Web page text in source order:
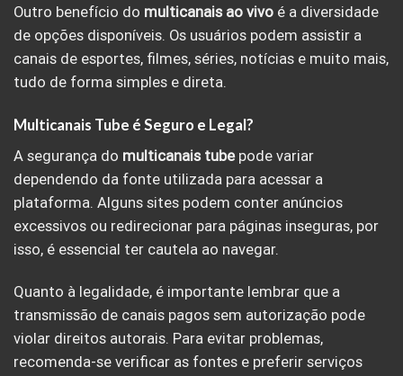
Outro benefício do multicanais ao vivo é a diversidade
de opções disponíveis. Os usuários podem assistir a
canais de esportes, filmes, séries, notícias e muito mais,
tudo de forma simples e direta.
Multicanais Tube é Seguro e Legal?
A segurança do multicanais tubepode variar
dependendo da fonte utilizada para acessar a
plataforma. Alguns sites podem conter anúncios
excessivos ou redirecionar para páginas inseguras, por
isso, é essencial ter cautela ao navegar.
Quanto à legalidade, é importante lembrar que a
transmissão de canais pagos sem autorização pode
violar direitos autorais. Para evitar problemas,
recomenda-se verificar as fontes e preferir serviços